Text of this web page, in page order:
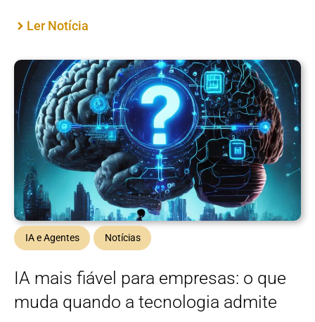
Ler Notícia
IA e Agentes Notícias
IA mais fiável para empresas: o que
muda quando a tecnologia admite